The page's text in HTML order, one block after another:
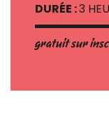
DURÉE :3
gratuit sur